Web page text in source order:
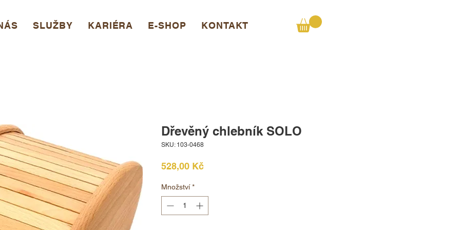
SLUŽBY KARIÉRA E-SHOP KONTAKT
Dřevěný chlebník SOLO
SKU: 103-0468
528,00 KčCena
Množství *